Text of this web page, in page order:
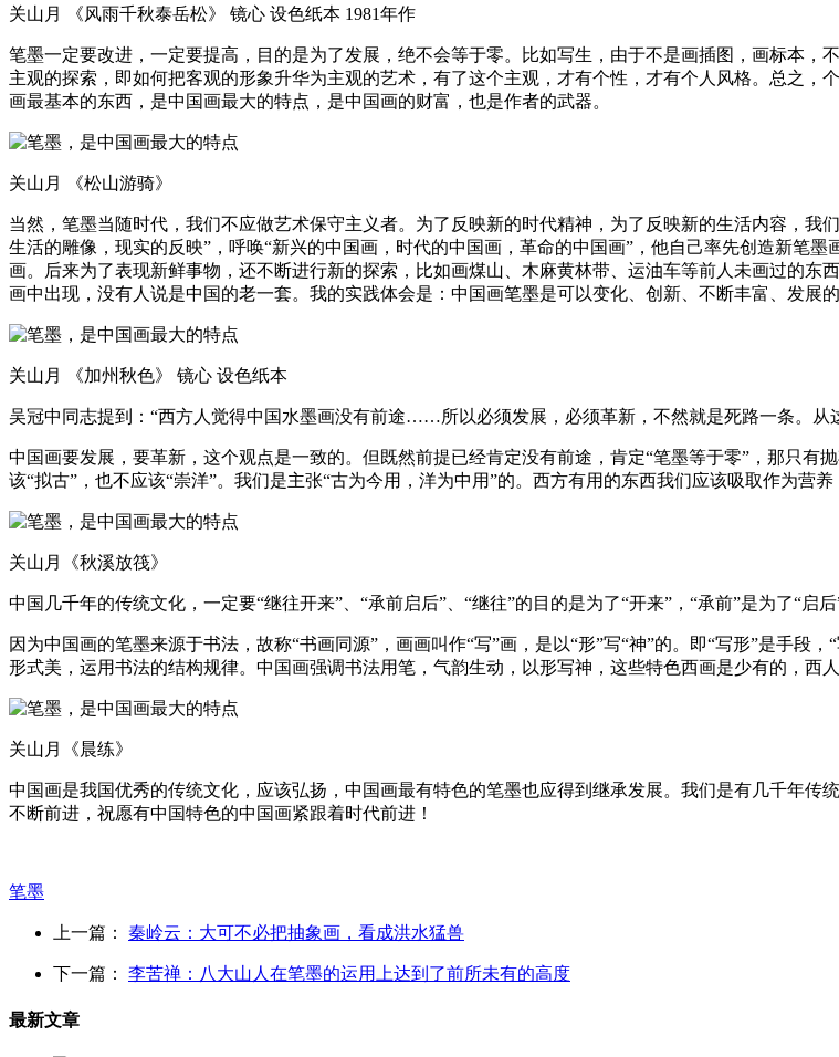
关山月 《风雨千秋泰岳松》 镜心 设色纸本 1981年作
笔墨一定要改进，一定要提高，目的是为了发展，绝不会等于零。比如写生，由于不是画插图，画标本
主观的探索，即如何把客观的形象升华为主观的艺术，有了这个主观，才有个性，才有个人风格。总之
画最基本的东西，是中国画最大的特点，是中国画的财富，也是作者的武器。
关山月 《松山游骑》
当然，笔墨当随时代，我们不应做艺术保守主义者。为了反映新的时代精神，为了反映新的生活内容，我
生活的雕像，现实的反映”，呼唤“新兴的中国画，时代的中国画，革命的中国画”，他自己率先创造新笔
画。后来为了表现新鲜事物，还不断进行新的探索，比如画煤山、木麻黄林带、运油车等前人未画过的
画中出现，没有人说是中国的老一套。我的实践体会是：中国画笔墨是可以变化、创新、不断丰富、发展
关山月 《加州秋色》 镜心 设色纸本
吴冠中同志提到：“西方人觉得中国水墨画没有前途……所以必须发展，必须革新，不然就是死路一条。从
中国画要发展，要革新，这个观点是一致的。但既然前提已经肯定没有前途，肯定“笔墨等于零”，那只有
该“拟古”，也不应该“崇洋”。我们是主张“古为今用，洋为中用”的。西方有用的东西我们应该吸取作为营
关山月《秋溪放筏》
中国几千年的传统文化，一定要“继往开来”、“承前启后”、“继往”的目的是为了“开来”，“承前”是为了“启后”
因为中国画的笔墨来源于书法，故称“书画同源”，画画叫作“写”画，是以“形”写“神”的。即“写形”是手段
形式美，运用书法的结构规律。中国画强调书法用笔，气韵生动，以形写神，这些特色西画是少有的，西
关山月《晨练》
中国画是我国优秀的传统文化，应该弘扬，中国画最有特色的笔墨也应得到继承发展。我们是有几千年
不断前进，祝愿有中国特色的中国画紧跟着时代前进！
笔墨
上一篇： 秦岭云：大可不必把抽象画，看成洪水猛兽
下一篇： 李苦禅：八大山人在笔墨的运用上达到了前所未有的高度
最新文章